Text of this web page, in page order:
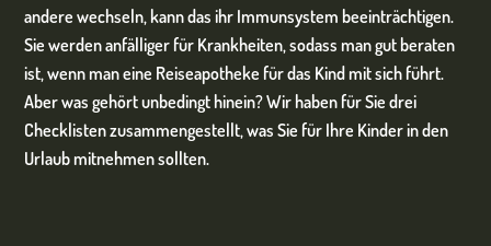
andere wechseln, kann das ihr Immunsystem beeinträchtigen.
Sie werden anfälliger für Krankheiten, sodass man gut beraten
ist, wenn man eine Reiseapotheke für das Kind mit sich führt.
Aber was gehört unbedingt hinein? Wir haben für Sie drei
Checklisten zusammengestellt, was Sie für Ihre Kinder in den
Urlaub mitnehmen sollten.